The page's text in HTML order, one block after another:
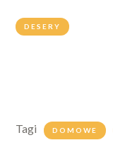
DESERY
Tagi DOMOWE